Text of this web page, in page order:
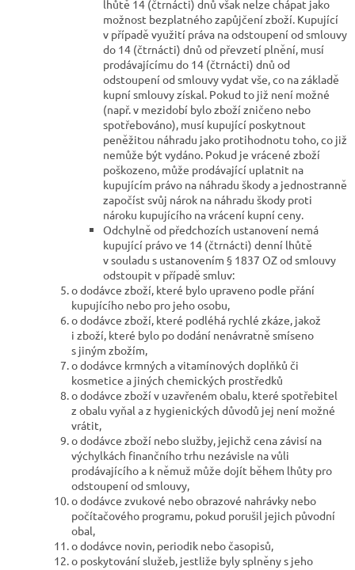
lhůtě 14 (čtrnácti) dnů však nelze chápat jako
možnost bezplatného zapůjčení zboží. Kupující
v případě využití práva na odstoupení od smlouvy
do 14 (čtrnácti) dnů od převzetí plnění, musí
prodávajícímu do 14 (čtrnácti) dnů od
odstoupení od smlouvy vydat vše, co na základě
kupní smlouvy získal. Pokud to již není možné
(např. v mezidobí bylo zboží zničeno nebo
spotřebováno), musí kupující poskytnout
peněžitou náhradu jako protihodnotu toho, co již
nemůže být vydáno. Pokud je vrácené zboží
poškozeno, může prodávající uplatnit na
kupujícím právo na náhradu škody a jednostranně
započíst svůj nárok na náhradu škody proti
nároku kupujícího na vrácení kupní ceny.
Odchylně od předchozích ustanovení nemá
kupující právo ve 14 (čtrnácti) denní lhůtě
v souladu s ustanovením § 1837 OZ od smlouvy
odstoupit v případě smluv:
o dodávce zboží, které bylo upraveno podle přání
kupujícího nebo pro jeho osobu,
o dodávce zboží, které podléhá rychlé zkáze, jakož
i zboží, které bylo po dodání nenávratně smíseno
s jiným zbožím,
o dodávce krmných a vitamínových doplňků či
kosmetice a jiných chemických prostředků
o dodávce zboží v uzavřeném obalu, které spotřebitel
z obalu vyňal a z hygienických důvodů jej není možné
vrátit,
o dodávce zboží nebo služby, jejichž cena závisí na
výchylkách finančního trhu nezávisle na vůli
prodávajícího a k němuž může dojít během lhůty pro
odstoupení od smlouvy,
o dodávce zvukové nebo obrazové nahrávky nebo
počítačového programu, pokud porušil jejich původní
obal,
o dodávce novin, periodik nebo časopisů,
o poskytování služeb, jestliže byly splněny s jeho